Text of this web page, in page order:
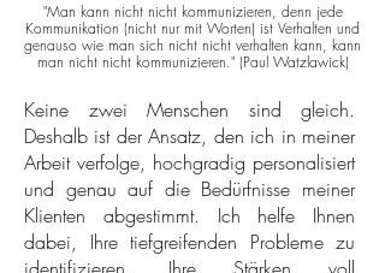
"Man kann nicht nicht kommunizieren, denn jede
Kommunikation (nicht nur mit Worten) ist Verhalten und
genauso wie man sich nicht nicht verhalten kann, kann
man nicht nicht kommunizieren." (Paul Watzlawick)
Keine zwei Menschen sind gleich.
Deshalb ist der Ansatz, den ich in meiner
Arbeit verfolge, hochgradig personalisiert
und genau auf die Bedürfnisse meiner
Klienten abgestimmt. Ich helfe Ihnen
dabei, Ihre tiefgreifenden Probleme zu